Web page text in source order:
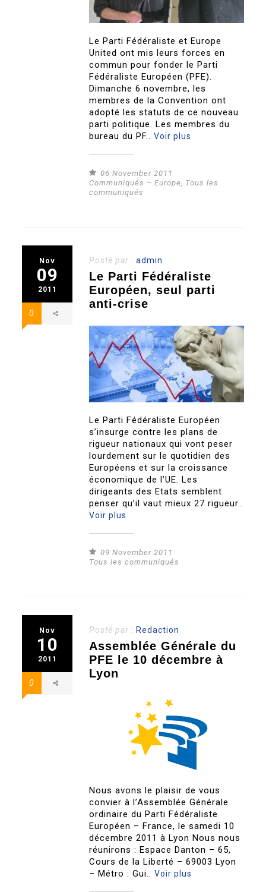
Le Parti Fédéraliste et Europe
United ont mis leurs forces en
commun pour fonder le Parti
Fédéraliste Européen (PFE).
Dimanche 6 novembre, les
membres de la Convention ont
adopté les statuts de ce nouveau
parti politique. Les membres du
bureau du PF..Voir plus
06 November 2011
Communiqués – Europe
Tous les
communiqués
Nov
09
2011
0
Posté par :admin
Le Parti Fédéraliste
Européen, seul parti
anti-crise
Le Parti Fédéraliste Européen
s’insurge contre les plans de
rigueur nationaux qui vont peser
lourdement sur le quotidien des
Européens et sur la croissance
économique de l’UE. Les
dirigeants des Etats semblent
penser qu’il vaut mieux 27 rigueur..
Voir plus
09 November 2011
Tous les communiqués
Nov
10
2011
0
Posté par : Redaction
Assemblée Générale du
PFE le 10 décembre à
Lyon
Nous avons le plaisir de vous
convier à l’Assemblée Générale
ordinaire du Parti Fédéraliste
Européen – France, le samedi 10
décembre 2011 à Lyon Nous nous
réunirons : Espace Danton – 65,
Cours de la Liberté – 69003 Lyon
– Métro : Gui..Voir plus